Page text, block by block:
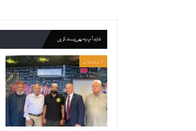
شاید آپ یہ بھی پسند کریں
انتخاب